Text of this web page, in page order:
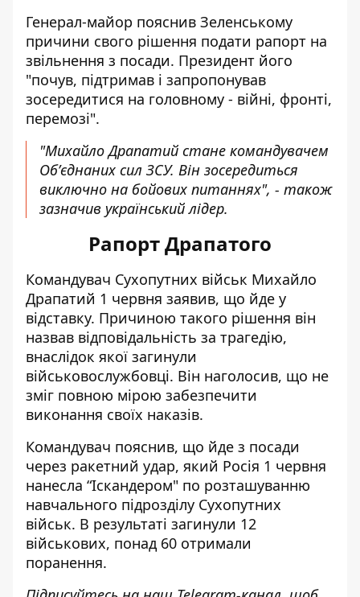
Генерал-майор пояснив Зеленському
причини свого рішення подати рапорт на
звільнення з посади. Президент його
"почув, підтримав і запропонував
зосередитися на головному - війні, фронті,
перемозі".
"Михайло Драпатий стане командувачем
Обʼєднаних сил ЗСУ. Він зосередиться
виключно на бойових питаннях", - також
зазначив український лідер.
Рапорт Драпатого
Командувач Сухопутних військ Михайло
Драпатий 1 червня заявив, що йде у
відставку. Причиною такого рішення він
назвав відповідальність за трагедію,
внаслідок якої загинули
військовослужбовці. Він наголосив, що не
зміг повною мірою забезпечити
виконання своїх наказів.
Командувач пояснив, що йде з посади
через ракетний удар, який Росія 1 червня
нанесла “Іскандером" по розташуванню
навчального підрозділу Сухопутних
військ. В результаті загинули 12
військових, понад 60 отримали
поранення.